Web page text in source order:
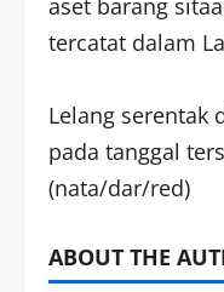
aset barang
tercatat dalam
Lelang serentak
pada tanggal
(nata/dar/red)
ABOUT THE